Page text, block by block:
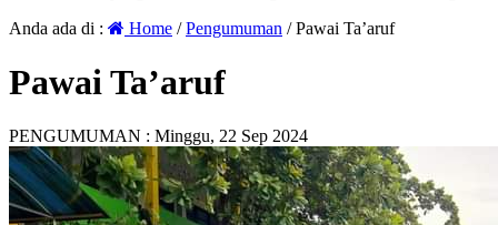
Anda ada di :
Home /Pengumuman /Pawai Ta’aruf
Pawai Ta’aruf
PENGUMUMAN : Minggu, 22 Sep 2024